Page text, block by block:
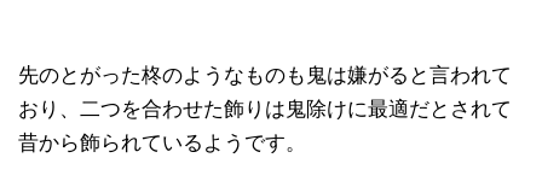
先のとがった柊のようなものも鬼は嫌がると言われて
おり、二つを合わせた飾りは鬼除けに最適だとされて
昔から飾られているようです。